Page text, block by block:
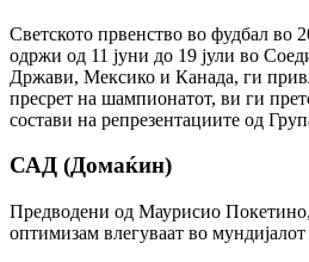
Светското првенство во фудбал во
одржи од 11 јуни до 19 јули во
Држави, Мексико и Канада, ги
пресрет на шампионатот, ви ги
состави на репрезентациите од
САД (Домаќин)
Предводени од Маурисио
оптимизам влегуваат во